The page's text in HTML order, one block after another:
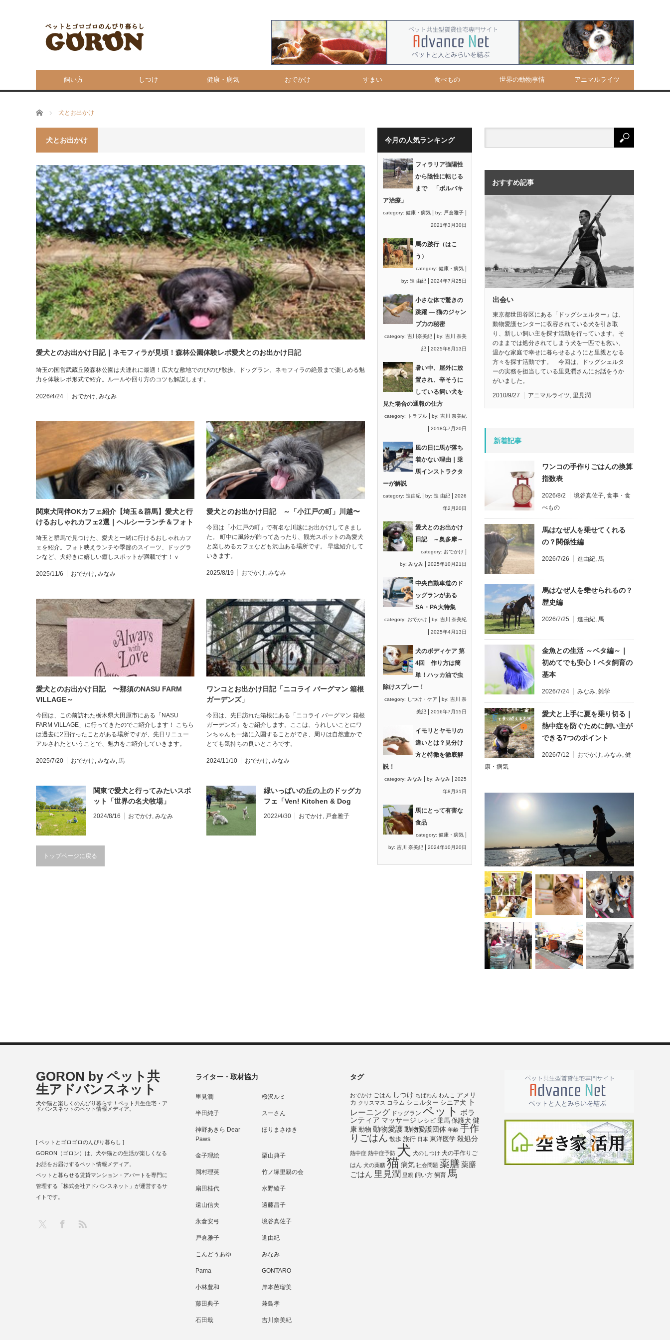
飼い方 しつけ 健康・病気 おでかけ すまい 食べもの 世界の動物事情 アニマルライツ
ホーム 犬とお出かけ
犬とお出かけ
愛犬とのお出かけ日記｜ネモフィラが見頃！森林公園体験レポ愛犬とのお出かけ日記
埼玉の国営武蔵丘陵森林公園は犬連れに最適！広大な敷地でのびのび散歩、ドッグラン、ネモフィラの絶景まで楽しめる魅
力を体験レポ形式で紹介。ルールや回り方のコツも解説します。
2026/4/24 おでかけ, みなみ
関東犬同伴OKカフェ紹介【埼玉＆群馬】愛犬と行
けるおしゃれカフェ2選｜ヘルシーランチ＆フォト
埼玉と群馬で見つけた、愛犬と一緒に行けるおしゃれカフ
ェを紹介。フォト映えランチや季節のスイーツ、ドッグラ
ンなど、犬好きに嬉しい癒しスポットが満載です！ｖ
2025/11/6 おでかけ, みなみ
愛犬とのお出かけ日記 ～「小江戸の町」川越〜
今回は「小江戸の町」で有名な川越にお出かけしてきまし
た。 町中に風鈴が飾ってあったり、観光スポットの為愛犬
と楽しめるカフェなども沢山ある場所です。 早速紹介して
いきます。
2025/8/19 おでかけ, みなみ
愛犬とのお出かけ日記 〜那須のNASU FARM
VILLAGE～
今回は、この前訪れた栃木県大田原市にある「NASU
FARM VILLAGE」に行ってきたのでご紹介します！ こちら
は過去に2回行ったことがある場所ですが、先日リニュー
アルされたということで、魅力をご紹介していきます。
2025/7/20 おでかけ, みなみ, 馬
ワンコとお出かけ日記︎「ニコライ バーグマン 箱根
ガーデンズ」
今回は、先日訪れた箱根にある「ニコライ バーグマン 箱根
ガーデンズ」をご紹介します。ここは、うれしいことにワ
ンちゃんも一緒に入園することができ、周りは自然豊かで
とても気持ちの良いところです。
2024/11/10 おでかけ, みなみ
関東で愛犬と行ってみたいスポ
ット「世界の名犬牧場」
2024/8/16 おでかけ, みなみ
緑いっぱいの丘の上のドッグカ
フェ「Ven! Kitchen & Dog
Garden」
2022/4/30 おでかけ, 戸倉雅子
トップページに戻る
今月の人気ランキング
フィラリア強陽性
から陰性に転じる
まで 「ボルバキ
ア治療」
category: 健康・病気 by: 戸倉雅子
2021年3月30日
馬の跛行（はこ
う）
category: 健康・病気
by: 進 由紀 2024年7月25日
小さな体で驚きの
跳躍 ― 猫のジャン
プ力の秘密
category: 吉川奈美紀 by: 吉川 奈美
紀 2025年8月13日
暑い中、屋外に放
置され、辛そうに
している飼い犬を
見た場合の通報の仕方
category: トラブル by: 吉川 奈美紀
2018年7月20日
風の日に馬が落ち
着かない理由｜乗
馬インストラクタ
ーが解説
category: 進由紀 by: 進 由紀 2026
年2月20日
愛犬とのお出かけ
日記 ～奥多摩～
category: おでかけ
by: みなみ 2025年10月21日
中央自動車道のド
ッグランがある
SA・PA大特集
category: おでかけ by: 吉川 奈美紀
2025年4月13日
犬のボディケア 第
4回 作り方は簡
単！ハッカ油で虫
除けスプレー！
category: しつけ・ケア by: 吉川 奈
美紀 2016年7月15日
イモリとヤモリの
違いとは？見分け
方と特徴を徹底解
説！
category: みなみ by: みなみ 2025
年8月31日
馬にとって有害な
食品
category: 健康・病気
by: 吉川 奈美紀 2024年10月20日
おすすめ記事
出会い
東京都世田谷区にある「ドッグシェルター」は、
動物愛護センターに収容されている犬を引き取
り、新しい飼い主を探す活動を行っています。そ
のままでは処分されてしまう犬を一匹でも救い、
温かな家庭で幸せに暮らせるようにと里親となる
方々を探す活動です。 今回は、ドッグシェルタ
ーの実務を担当している里見潤さんにお話をうか
がいました。
2010/9/27 アニマルライツ, 里見潤
新着記事
ワンコの手作りごはんの換算
指数表
2026/8/2 境谷真佐子, 食事・食
べもの
馬はなぜ人を乗せてくれる
の？関係性編
2026/7/26 進由紀, 馬
馬はなぜ人を乗せられるの？
歴史編
2026/7/25 進由紀, 馬
金魚との生活 ～ベタ編～｜
初めてでも安心！ベタ飼育の
基本
2026/7/24 みなみ, 雑学
愛犬と上手に夏を乗り切る｜
熱中症を防ぐために飼い主が
できる7つのポイント
2026/7/12 おでかけ, みなみ, 健
康・病気
ライター・取材協力
里見潤 桜沢ルミ
半田純子 スーさん
神野あきら Dear
Paws
ほりまさゆき
金子理絵 栗山典子
岡村理英 竹ノ塚里親の会
扇田桂代 水野綾子
遠山信夫 遠藤昌子
永倉安弓 境谷真佐子
戸倉雅子 進由紀
こんどうあゆ みなみ
Pama GONTARO
小林豊和 岸本芭瑠美
藤田典子 兼島孝
石田戢 吉川奈美紀
タグ
おでかけ ごはん しつけ ちばわん わんこ アメリ
カ クリスマス コラム シェルター シニア犬
ト
レーニング ドッグラン ペット
ボラ
ンティア マッサージ レシピ 乗馬 保護犬 健
康 動物 動物愛護動物愛護団体 年齢 手作
りごはん 散歩 旅行 日本 東洋医学 殺処分
熱中症 熱中症予防 犬 犬のしつけ 犬の手作りご
はん 犬の薬膳 猫 病気 社会問題 薬膳薬膳
ごはん 里見潤 里親 飼い方 飼育 馬
GORON by ペット共
生アドバンスネット
犬や猫と楽しくのんびり暮らす！ペット共生住宅・ア
ドバンスネットのペット情報メディア。
[ ペットとゴロゴロのんびり暮らし ]
GORON（ゴロン）は、犬や猫との生活が楽しくなる
お話をお届けするペット情報メディア。
ペットと暮らせる賃貸マンション・アパートを専門に
管理する「株式会社アドバンスネット」が運営するサ
イトです。
Facebook
RSS